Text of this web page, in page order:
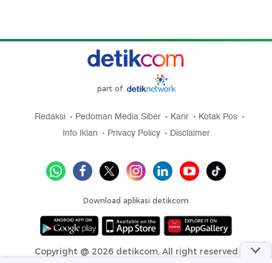
part of
Redaksi Pedoman Media Siber Karir
Kotak Pos
Info Iklan
Privacy Policy Disclaimer
Download aplikasi detikcom
Copyright @ 2026 detikcom, All right reserved